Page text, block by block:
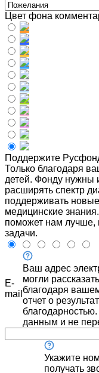
Цвет фона
Поддержите
Только благодаря
детей. Фонду нужны
расширять спектр
поддерживать
медицинские
поможет нам лучше,
задачи.
E-
mail
Ваш адрес
могли
благодаря
отчет о
данным и не
Укажите
получать